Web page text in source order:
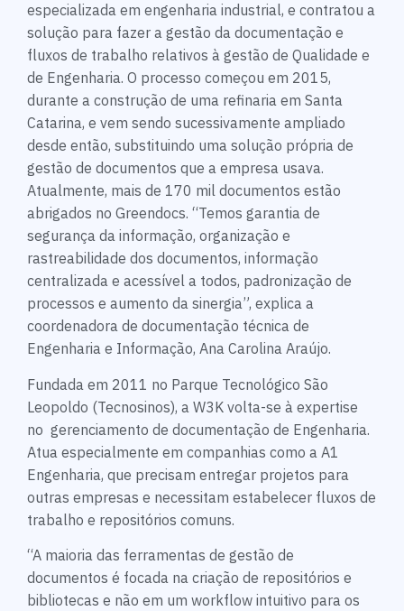
especializada em engenharia industrial, e contratou a
solução para fazer a gestão da documentação e
fluxos de trabalho relativos à gestão de Qualidade e
de Engenharia. O processo começou em 2015,
durante a construção de uma refinaria em Santa
Catarina, e vem sendo sucessivamente ampliado
desde então, substituindo uma solução própria de
gestão de documentos que a empresa usava.
Atualmente, mais de 170 mil documentos estão
abrigados no Greendocs. “Temos garantia de
segurança da informação, organização e
rastreabilidade dos documentos, informação
centralizada e acessível a todos, padronização de
processos e aumento da sinergia”, explica a
coordenadora de documentação técnica de
Engenharia e Informação, Ana Carolina Araújo.
Fundada em 2011 no Parque Tecnológico São
Leopoldo (Tecnosinos), a W3K volta-se à expertise
no gerenciamento de documentação de Engenharia.
Atua especialmente em companhias como a A1
Engenharia, que precisam entregar projetos para
outras empresas e necessitam estabelecer fluxos de
trabalho e repositórios comuns.
“A maioria das ferramentas de gestão de
documentos é focada na criação de repositórios e
bibliotecas e não em um workflow intuitivo para os